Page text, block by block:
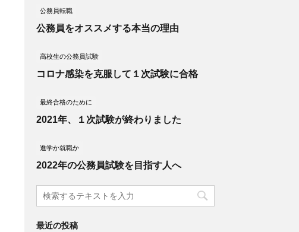
公務員転職
公務員をオススメする本当の理由
高校生の公務員試験
コロナ感染を克服して１次試験に合格
最終合格のために
2021年、１次試験が終わりました
進学か就職か
2022年の公務員試験を目指す人へ
最近の投稿